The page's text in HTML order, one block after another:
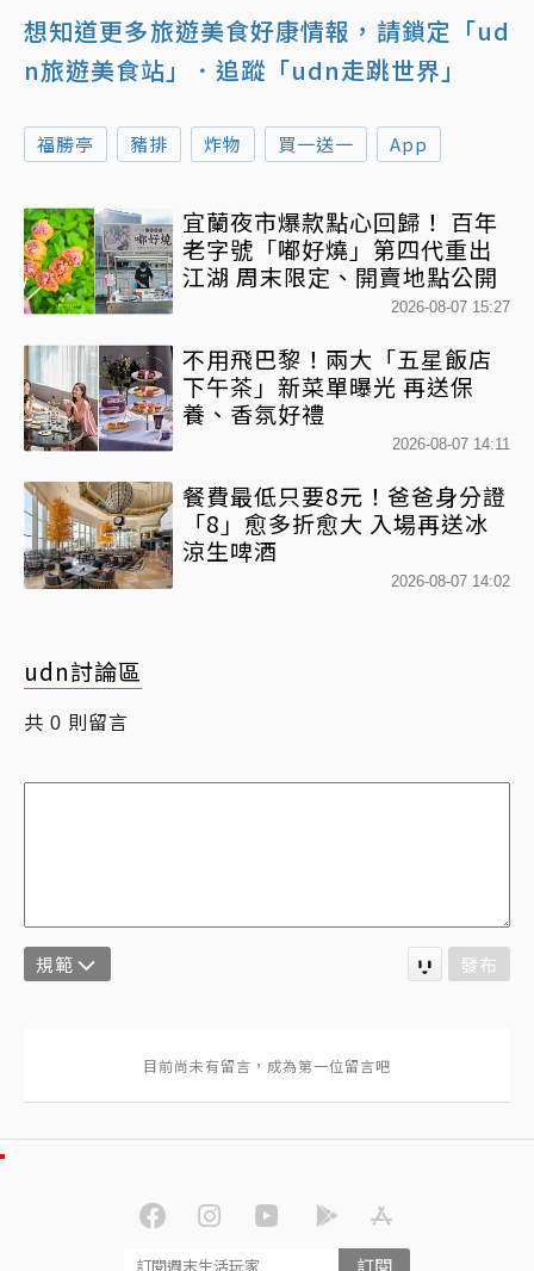
想知道更多旅遊美食好康情報，請鎖定「ud
n旅遊美食站」
．追蹤「udn走跳世界」
福勝亭 豬排 炸物 買一送一 App
宜蘭夜市爆款點心回歸！ 百年
老字號「嘟好燒」第四代重出
江湖 周末限定、開賣地點公開
2026-08-07 15:27
不用飛巴黎！兩大「五星飯店
下午茶」新菜單曝光 再送保
養、香氛好禮
2026-08-07 14:11
餐費最低只要8元！爸爸身分證
「8」愈多折愈大 入場再送冰
涼生啤酒
2026-08-07 14:02
udn討論區
共 0 則留言
規範 發布